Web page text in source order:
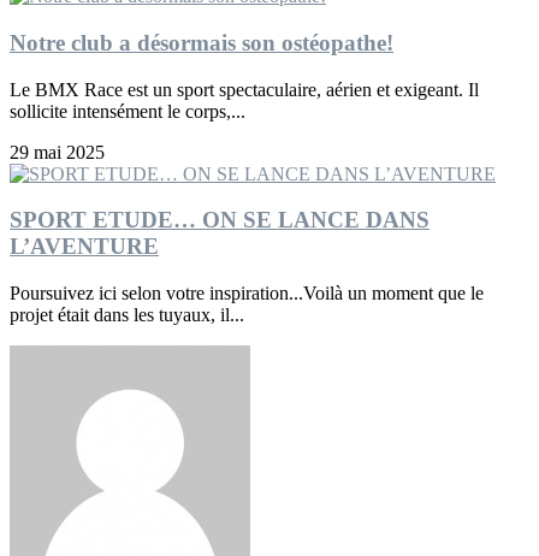
Notre club a désormais son ostéopathe!
Le BMX Race est un sport spectaculaire, aérien et exigeant. Il
sollicite intensément le corps,...
29 mai 2025
SPORT ETUDE… ON SE LANCE DANS
L’AVENTURE
Poursuivez ici selon votre inspiration...Voilà un moment que le
projet était dans les tuyaux, il...